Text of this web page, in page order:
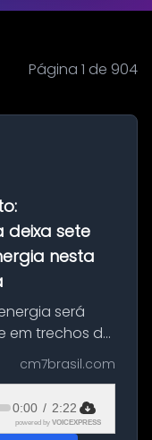
Página 1 de 904
sete
nesta
será
em trechos de
feira (21).
para a
cm7brasil.com
0:00 / 2:22
powered by VOICEXPRESS